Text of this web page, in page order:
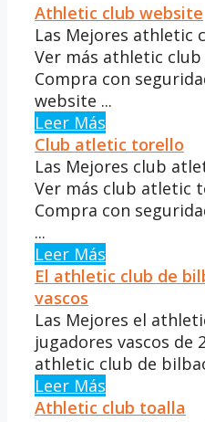
Athletic club website
Las Mejores athletic
Ver más athletic
Compra con
website ...
Leer Más
Club atletic torello
Las Mejores club
Ver más club atletic
Compra con
...
Leer Más
El athletic club de
vascos
Las Mejores el
jugadores vascos de
athletic club de
Leer Más
Athletic club toalla